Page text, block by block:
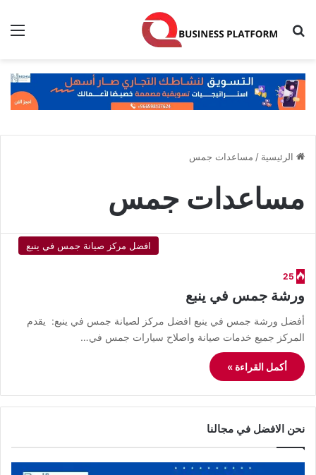
بحث عن
الرئيسية / مساعدات جمس
مساعدات جمس
افضل مركز صيانة جمس في ينبع
25
ورشة جمس في ينبع
أفضل ورشة جمس في ينبع افضل مركز لصيانة جمس في ينبع: يقدم
المركز جميع خدمات صيانة واصلاح سيارات جمس في…
أكمل القراءة »
نحن الافضل في مجالنا